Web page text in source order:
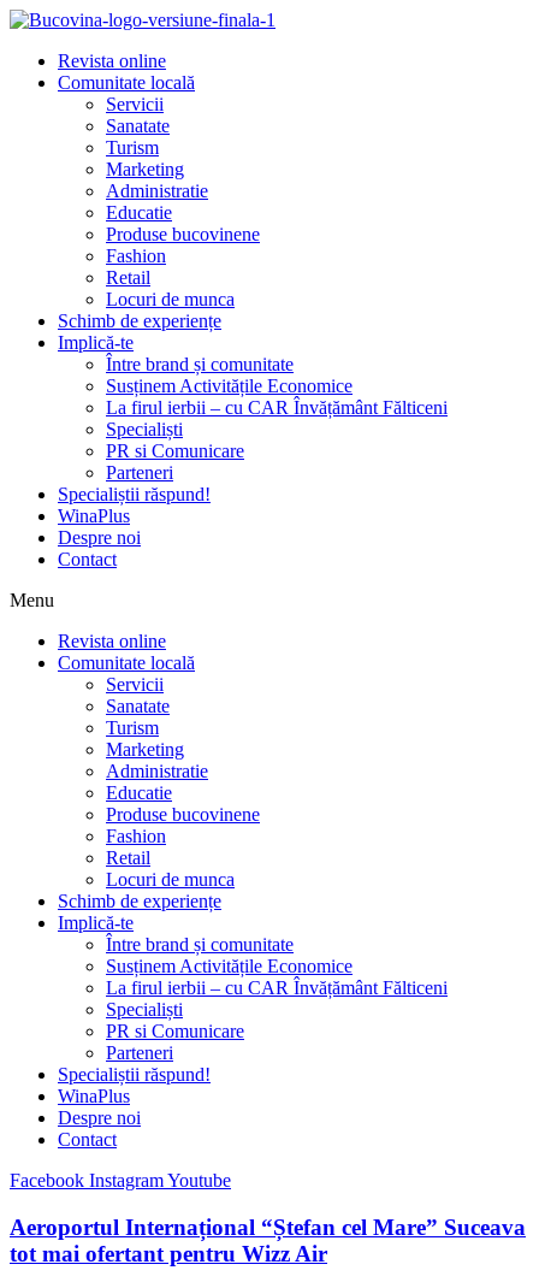
Revista online
Comunitate locală
Servicii
Sanatate
Turism
Marketing
Administratie
Educatie
Produse bucovinene
Fashion
Retail
Locuri de munca
Schimb de experiențe
Implică-te
Între brand și comunitate
Susținem Activitățile Economice
La firul ierbii – cu CAR Învățământ Fălticeni
Specialiști
PR si Comunicare
Parteneri
Specialiștii răspund!
WinaPlus
Despre noi
Contact
Menu
Revista online
Comunitate locală
Servicii
Sanatate
Turism
Marketing
Administratie
Educatie
Produse bucovinene
Fashion
Retail
Locuri de munca
Schimb de experiențe
Implică-te
Între brand și comunitate
Susținem Activitățile Economice
La firul ierbii – cu CAR Învățământ Fălticeni
Specialiști
PR si Comunicare
Parteneri
Specialiștii răspund!
WinaPlus
Despre noi
Contact
Facebook InstagramYoutube
Aeroportul Internațional “Ștefan cel Mare” Suceava
tot mai ofertant pentru Wizz Air